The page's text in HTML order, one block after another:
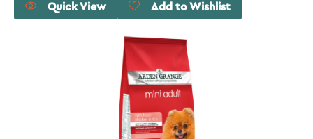
Quick View Add to Wishlist